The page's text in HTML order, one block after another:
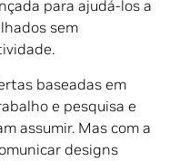
para ajudá-los a
sem
baseadas em
e pesquisa e
assumir. Mas com a
designs